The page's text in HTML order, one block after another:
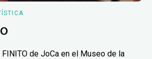
de JoCa en el Museo de la